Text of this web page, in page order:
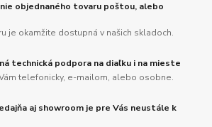
objednaného tovaru poštou, alebo
je okamžite dostupná v našich skladoch.
technická podpora na diaľku i na mieste
telefonicky, e-mailom, alebo osobne.
aj showroom je pre Vás neustále k